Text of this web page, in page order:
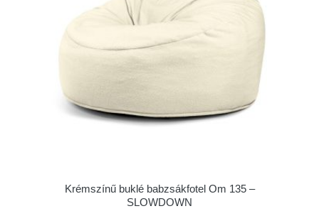
Krémszínű buklé babzsákfotel Om 135 –
SLOWDOWN